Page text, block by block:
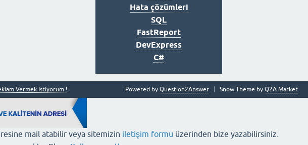
Hata çözümleri
SQL
FastReport
DevExpress
C#
Vermek İstiyorum ! Snow Theme by Q2A Market
Powered by Question2Answer
mail atabilir veya sitemizin iletişim formu üzerinden bize yazabilirsiniz.